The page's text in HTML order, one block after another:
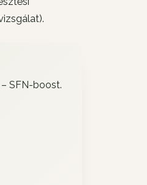
SFN-boost.